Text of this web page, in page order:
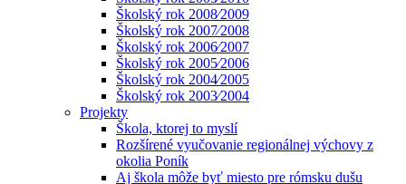
Školský rok 2008⁄2009
Školský rok 2007⁄2008
Školský rok 2006⁄2007
Školský rok 2005⁄2006
Školský rok 2004⁄2005
Školský rok 2003⁄2004
Projekty
Škola, ktorej to myslí
Rozšírené vyučovanie regionálnej výchovy z
okolia Poník
Aj škola môže byť miesto pre rómsku dušu